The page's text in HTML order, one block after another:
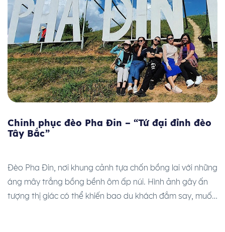
Chinh phục đèo Pha Đin – “Tứ đại đỉnh đèo
Tây Bắc”
Đèo Pha Đin, nơi khung cảnh tựa chốn bồng lai với những
áng mây trắng bồng bềnh ôm ấp núi. Hình ảnh gây ấn
tượng thị giác có thể khiến bao du khách đắm say, muốn